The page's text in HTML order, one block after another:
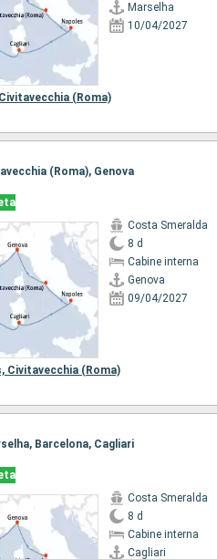
Marselha
10/04/2027
Civitavecchia (Roma)
(Roma), Genova
Costa Smeralda
8 d
Cabine interna
Genova
09/04/2027
Civitavecchia (Roma)
Barcelona, Cagliari
Costa Smeralda
8 d
Cabine interna
Cagliari